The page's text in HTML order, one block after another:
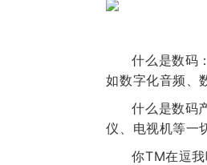
什么是数码
如数字化音频、
什么是数码
仪、电视机等一
你TM在逗